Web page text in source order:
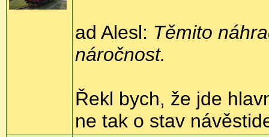
ad Alesl: Těmito
náročnost.
Řekl bych, že jde
ne tak o stav